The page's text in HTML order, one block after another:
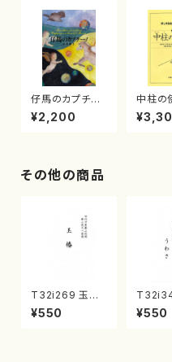
仔馬のカプチー
ノ (小島典子／
書籍)
¥2,200
中柱の
その他の商品
T32i269 玉椿
（尺八/峰崎勾当/
楽譜）都山流公
¥550
り/うわ
宮城道
¥550